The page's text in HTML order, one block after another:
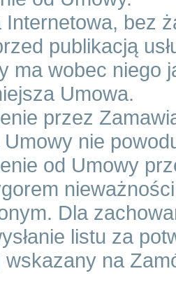
Internetowa, bez
publikacją
ma wobec niego
Umowa.
przez
nie
od Umowy
Dla
listu za
wskazany na